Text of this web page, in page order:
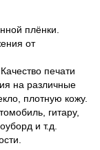
плёнки.
от
печати
на различные
плотную кожу.
гитару,
и т.д.